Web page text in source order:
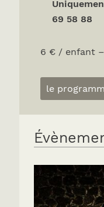
69 58 88
6 € / enfant
le